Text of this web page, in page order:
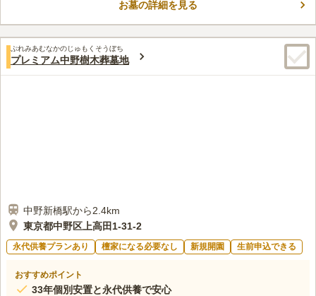
お墓の詳細を見る
ぷれみあむなかのじゅもくそうぼち
プレミアム中野樹木葬墓地
中野新橋駅から2.4km
東京都中野区上高田1-31-2
永代供養プランあり 檀家になる必要なし 新規開園 生前申込できる
おすすめポイント
33年個別安置と永代供養で安心